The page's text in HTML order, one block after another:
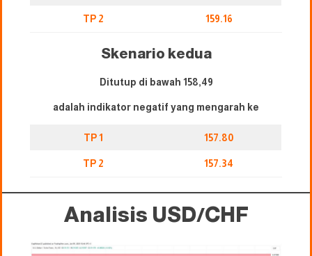
TP 2 159.16
Skenario kedua
Ditutup di bawah 158,49
adalah indikator negatif yang mengarah ke
TP 1 157.80
TP 2 157.34
Analisis USD/CHF